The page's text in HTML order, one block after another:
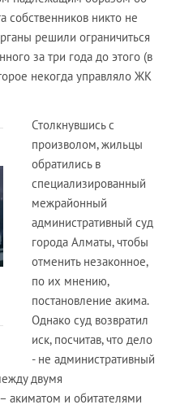
собственников никто не
решили ограничиться
за три года до этого (в
некогда управляло ЖК
Столкнувшись с
произволом, жильцы
обратились в
специализированный
межрайонный
административный суд
города Алматы, чтобы
отменить незаконное,
по их мнению,
постановление акима.
Однако суд возвратил
иск, посчитав, что дело
- не административный
двумя
акиматом и обитателями